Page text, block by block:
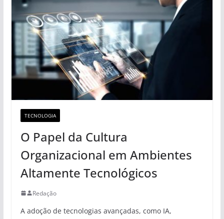
TECNOLOGIA
O Papel da Cultura
Organizacional em Ambientes
Altamente Tecnológicos
Redação
A adoção de tecnologias avançadas, como IA,